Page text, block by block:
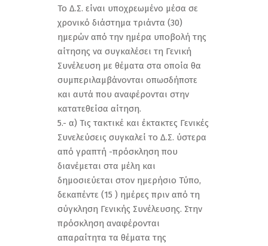
Το Δ.Σ. είναι υποχρεωμένο μέσα σε
χρονικό διάστημα τριάντα (30)
ημερών από την ημέρα υποβολή της
αίτησης να συγκαλέσει τη Γενική
Συνέλευση με θέματα στα οποία θα
συμπεριλαμβάνονται οπωσδήποτε
και αυτά που αναφέρονται στην
κατατεθείσα αίτηση.
5.- α) Τις τακτικέ και έκτακτες Γενικές
Συνελεύσεις συγκαλεί το Δ.Σ. ύστερα
από γραπτή -πρόσκληση που
διανέμεται στα μέλη και
δημοσιεύεται στον ημερήσιο Τύπο,
δεκαπέντε (15 ) ημέρες πριν από τη
σύγκληση Γενικής Συνέλευσης. Στην
πρόσκληση αναφέρονται
απαραίτητα τα θέματα της